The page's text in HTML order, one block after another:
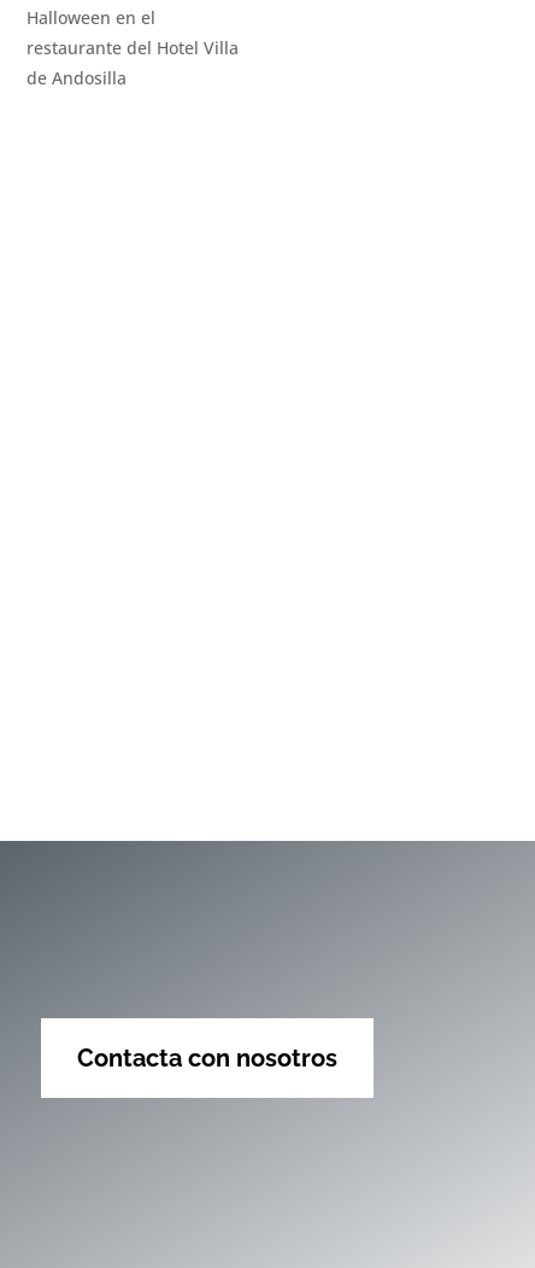
Halloween en el
restaurante del Hotel Villa
de Andosilla
Contacta con nosotros